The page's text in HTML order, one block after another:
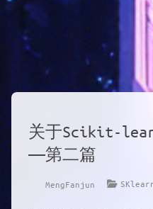
关于Scikit-
——第二篇
MengFanjun